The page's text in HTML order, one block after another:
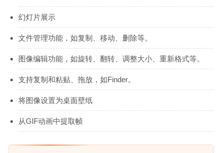
幻灯片展示
文件管理功能，如复制、移动、删除等。
图像编辑功能，如旋转、翻转、调整大小、重新格式等。
支持复制和粘贴、拖放，如Finder。
将图像设置为桌面壁纸
从GIF动画中提取帧